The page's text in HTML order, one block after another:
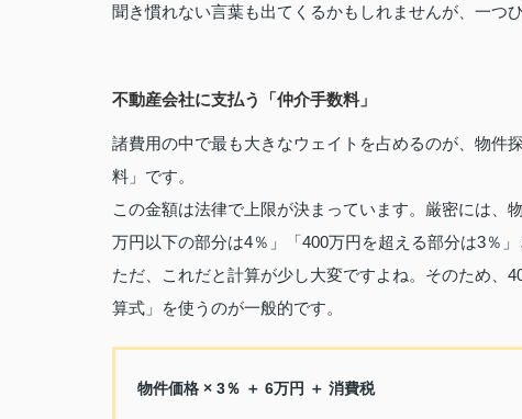
聞き慣れない言葉も出てくるかもしれませんが、一つ
不動産会社に支払う「仲介手数料」
諸費用の中で最も大きなウェイトを占めるのが、物件
料」です。
この金額は法律で上限が決まっています。厳密には、
万円以下の部分は4％」「400万円を超える部分は3％
ただ、これだと計算が少し大変ですよね。そのため、
算式」を使うのが一般的です。
物件価格 × 3％ ＋ 6万円 ＋ 消費税